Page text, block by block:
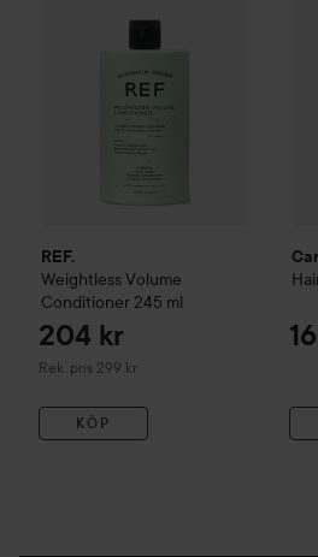
REF.
Weightless Volume
Conditioner 245 ml
204 kr
Rek. pris 299 kr
Rekommenderat pris 299 kr
KÖP